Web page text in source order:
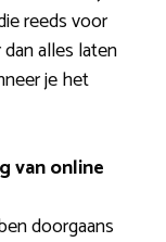
reeds voor
alles laten
je het
van online
doorgaans